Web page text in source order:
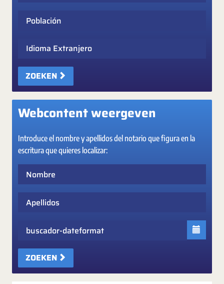
Idioma Extranjero
ZOEKEN
Webcontent weergeven
Introduce el nombre y apellidos del notario que figura en la
escritura que quieres localizar:
ZOEKEN